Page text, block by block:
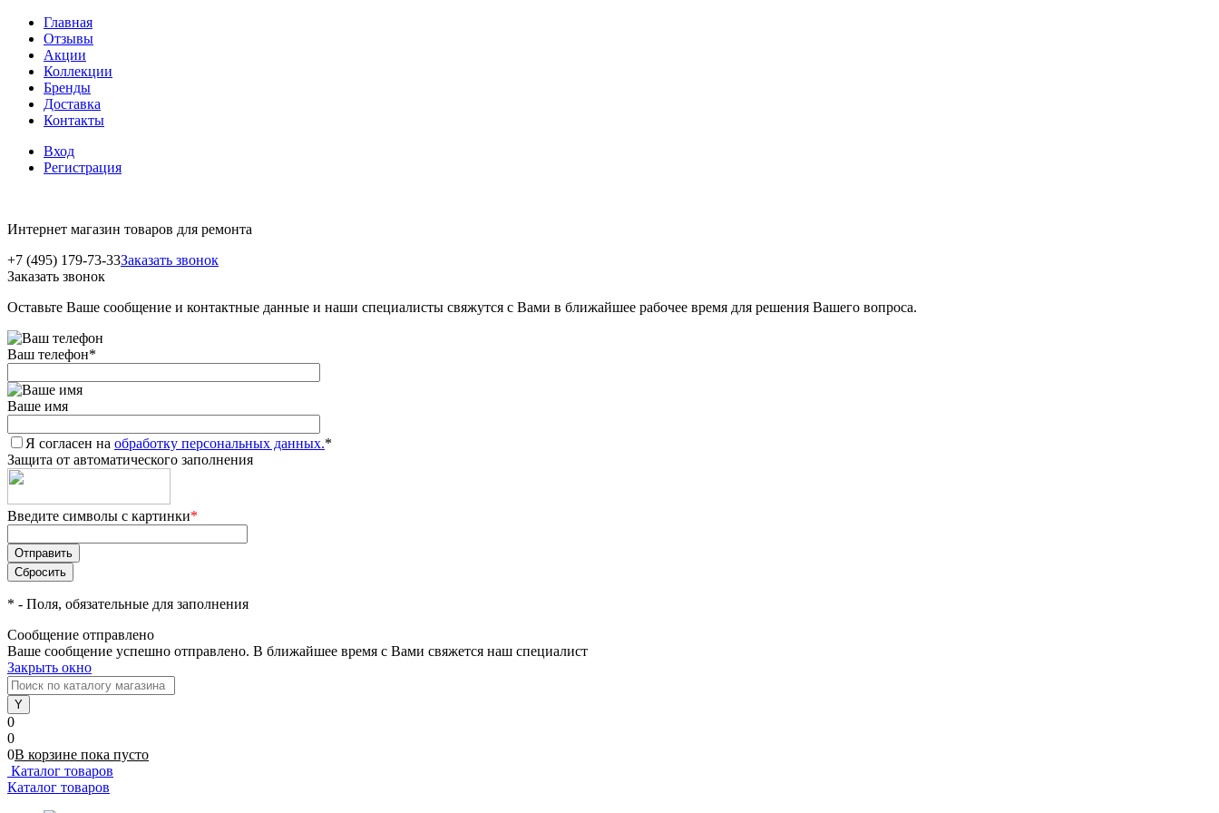
Главная
Отзывы
Акции
Коллекции
Бренды
Доставка
Контакты
Вход
Регистрация
Интернет магазин товаров для ремонта
+7 (495) 179-73-33Заказать звонок
Заказать звонок
Оставьте Ваше сообщение и контактные данные и наши специалисты свяжутся с Вами в ближайшее рабочее время для решения Вашего вопроса.
Ваш телефон*
Ваше имя
Я согласен на обработку персональных данных.*
Защита от автоматического заполнения
Введите символы с картинки*
* - Поля, обязательные для заполнения
Сообщение отправлено
Ваше сообщение успешно отправлено. В ближайшее время с Вами свяжется наш специалист
Закрыть окно
0
0
0В корзине пока пусто
Каталог товаров
Каталог товаров